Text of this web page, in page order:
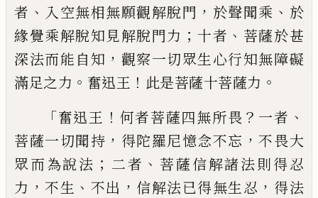
者 、 入空無相無願觀解脫門 ， 於聲聞乘 、 於
緣覺乘解脫知見解脫門力 ； 十者 、 菩薩於甚
深法而能自知 ， 觀察一切眾生心行知無障礙
滿足之力 。 奮迅王 ！ 此是菩薩十菩薩力 。
「奮迅王 ！ 何者菩薩四無所畏 ？ 一者 、
菩薩一切聞持 ， 得陀羅尼憶念不忘 ，不畏大
眾而為說法 ； 二者 、 菩薩信解諸法則得忍
力 ，不生 、 不出 ， 信解法已得無生忍 ， 得法